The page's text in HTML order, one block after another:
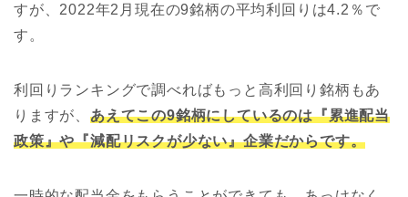
すが、2022年2月現在の9銘柄の平均利回りは4.2％で
す。
利回りランキングで調べればもっと高利回り銘柄もあ
りますが、 あえてこの9銘柄にしているのは『累進配当
政策』や『減配リスクが少ない』企業だからです。